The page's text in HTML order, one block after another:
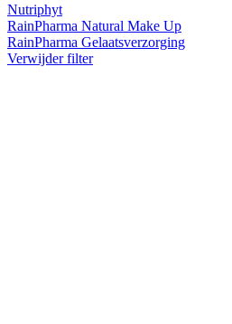
Nutriphyt
RainPharma Natural Make Up
RainPharma Gelaatsverzorging
Verwijder filter